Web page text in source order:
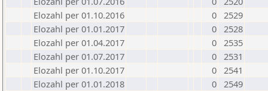
Elozahl per 01.10.2016
0 2529
Elozahl per 01.01.2017
0 2528
Elozahl per 01.04.2017
0 2535
Elozahl per 01.07.2017
0 2531
Elozahl per 01.10.2017
0 2541
Elozahl per 01.01.2018
0 2549